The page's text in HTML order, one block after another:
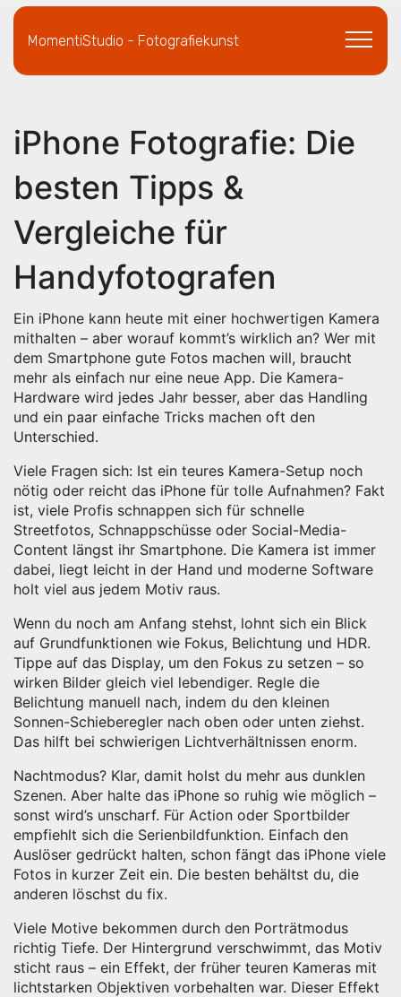
MomentiStudio - Fotografiekunst
iPhone Fotografie: Die
besten Tipps &
Vergleiche für
Handyfotografen
Ein iPhone kann heute mit einer hochwertigen Kamera
mithalten – aber worauf kommt’s wirklich an? Wer mit
dem Smartphone gute Fotos machen will, braucht
mehr als einfach nur eine neue App. Die Kamera-
Hardware wird jedes Jahr besser, aber das Handling
und ein paar einfache Tricks machen oft den
Unterschied.
Viele Fragen sich: Ist ein teures Kamera-Setup noch
nötig oder reicht das iPhone für tolle Aufnahmen? Fakt
ist, viele Profis schnappen sich für schnelle
Streetfotos, Schnappschüsse oder Social-Media-
Content längst ihr Smartphone. Die Kamera ist immer
dabei, liegt leicht in der Hand und moderne Software
holt viel aus jedem Motiv raus.
Wenn du noch am Anfang stehst, lohnt sich ein Blick
auf Grundfunktionen wie Fokus, Belichtung und HDR.
Tippe auf das Display, um den Fokus zu setzen – so
wirken Bilder gleich viel lebendiger. Regle die
Belichtung manuell nach, indem du den kleinen
Sonnen-Schieberegler nach oben oder unten ziehst.
Das hilft bei schwierigen Lichtverhältnissen enorm.
Nachtmodus? Klar, damit holst du mehr aus dunklen
Szenen. Aber halte das iPhone so ruhig wie möglich –
sonst wird’s unscharf. Für Action oder Sportbilder
empfiehlt sich die Serienbildfunktion. Einfach den
Auslöser gedrückt halten, schon fängt das iPhone viele
Fotos in kurzer Zeit ein. Die besten behältst du, die
anderen löschst du fix.
Viele Motive bekommen durch den Porträtmodus
richtig Tiefe. Der Hintergrund verschwimmt, das Motiv
sticht raus – ein Effekt, der früher teuren Kameras mit
lichtstarken Objektiven vorbehalten war. Dieser Effekt